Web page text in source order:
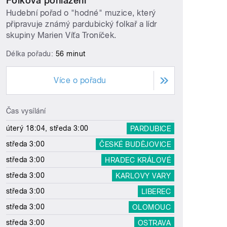
Hudební pořad o "hodné" muzice, který
připravuje známý pardubický folkař a lídr
skupiny Marien Víťa Troníček.
Délka pořadu: 56 minut
Více o pořadu
Čas vysílání
úterý 18:04, středa 3:00
PARDUBICE
středa 3:00
ČESKÉ BUDĚJOVICE
středa 3:00
HRADEC KRÁLOVÉ
středa 3:00
KARLOVY VARY
středa 3:00
LIBEREC
středa 3:00
OLOMOUC
středa 3:00
OSTRAVA